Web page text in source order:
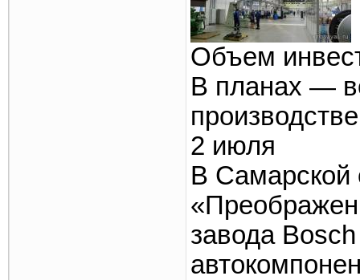
Объем
В планах —
2 июля
В Самарской
завода